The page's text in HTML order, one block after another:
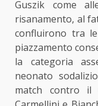
Guszik come
risanamento, al
confluirono tra
piazzamento
la categoria
neonato
match contro il